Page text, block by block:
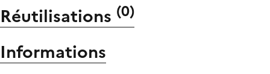
Réutilisations (0)
Informations